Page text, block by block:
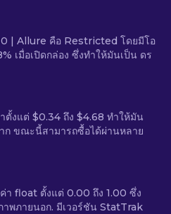
| Allure คือ Restricted โดยมีโอ
เมื่อเปิดกล่อง ซึ่งทำให้มันเป็น ดร
ตั้งแต่ $0.34 ถึง $4.68 ทำให้มัน
ก ขณะนี้สามารถซื้อได้ผ่านหลาย
า float ตั้งแต่ 0.00 ถึง 1.00 ซึ่ง
พภายนอก. มีเวอร์ชัน StatTrak